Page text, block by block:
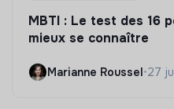
MBTI : Le test des 16
mieux se connaître
Marianne Roussel•27